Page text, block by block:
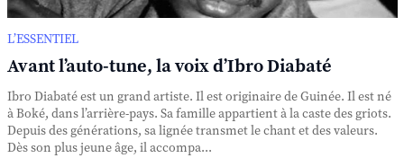
L’ESSENTIEL
Avant l’auto-tune, la voix d’Ibro Diabaté
Ibro Diabaté est un grand artiste. Il est originaire de Guinée. Il est né
à Boké, dans l’arrière-pays. Sa famille appartient à la caste des griots.
Depuis des générations, sa lignée transmet le chant et des valeurs.
Dès son plus jeune âge, il accompa...